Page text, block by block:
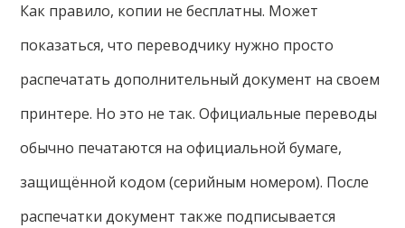
Как правило, копии не бесплатны. Может
показаться, что переводчику нужно просто
распечатать дополнительный документ на своем
принтере. Но это не так. Официальные переводы
обычно печатаются на официальной бумаге,
защищённой кодом (серийным номером). После
распечатки документ также подписывается